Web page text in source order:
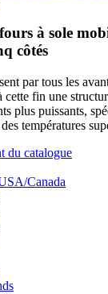
à sole
côtés
par tous les
fin une
plus puissants,
températures
du catalogue
Canada